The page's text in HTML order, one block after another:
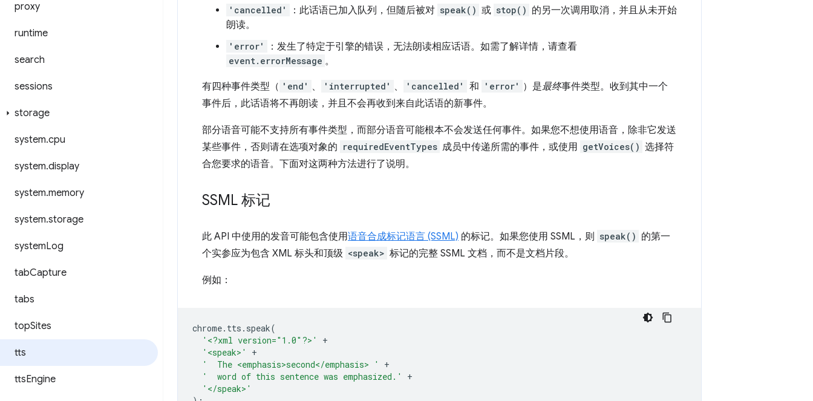
proxy
runtime
search
sessions
storage
system.cpu
system.display
system.memory
system.storage
systemLog
tabCapture
tabs
topSites
tts
ttsEngine
'cancelled' ：此话语已加入队列，但随后被对 speak() 或 stop() 的另一次调用取消，并且从未开始
朗读。
'error' ：发生了特定于引擎的错误，无法朗读相应话语。如需了解详情，请查看
event.errorMessage 。
有四种事件类型（ 'end' 、 'interrupted' 、 'cancelled' 和 'error' ）是最终事件类型。收到其中一个
事件后，此话语将不再朗读，并且不会再收到来自此话语的新事件。
部分语音可能不支持所有事件类型，而部分语音可能根本不会发送任何事件。如果您不想使用语音，除非它发送
某些事件，否则请在选项对象的 requiredEventTypes 成员中传递所需的事件，或使用 getVoices() 选择符
合您要求的语音。下面对这两种方法进行了说明。
SSML 标记
此 API 中使用的发音可能包含使用语音合成标记语言 (SSML) 的标记。如果您使用 SSML，则 speak() 的第一
个实参应为包含 XML 标头和顶级 <speak> 标记的完整 SSML 文档，而不是文档片段。
例如：
chrome. tts . speak(
'<?xml version="1.0"?>'
+
'<speak>'
+
'  The <emphasis>second</emphasis> '
+
'  word of this sentence was emphasized.'
+
'</speak>'